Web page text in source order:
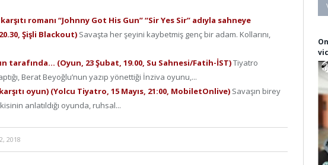
romanı “Johnny Got His Gun” “Sir Yes Sir” adıyla sahneye
Şişli Blackout) Savaşta her şeyini kaybetmiş genç bir adam. Kollarını,
tarafında… (Oyun, 23 Şubat, 19.00, Su Sahnesi/Fatih-İST)Tiyatro
Berat Beyoğlu’nun yazıp yönettiği İnziva oyunu,...
karşıtı oyun) (Yolcu Tiyatro, 15 Mayıs, 21:00, MobiletOnlive) Savaşın birey
anlatıldığı oyunda, ruhsal...
2018